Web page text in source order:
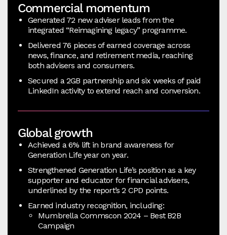
Commercial momentum
Generated 72 new adviser leads from the
integrated “Reimagining legacy” programme.
Delivered 76 pieces of earned coverage across
news, finance, and retirement media, reaching
both advisers and consumers.
Secured a 2GB partnership and six weeks of paid
LinkedIn activity to extend reach and conversion.
Global growth
Achieved a 6% lift in brand awareness for
Generation Life year on year.
Strengthened Generation Life’s position as a key
supporter and educator for financial advisers,
underlined by the report’s 2 CPD points.
Earned industry recognition, including:
Mumbrella Commscon 2024 – Best B2B
Campaign